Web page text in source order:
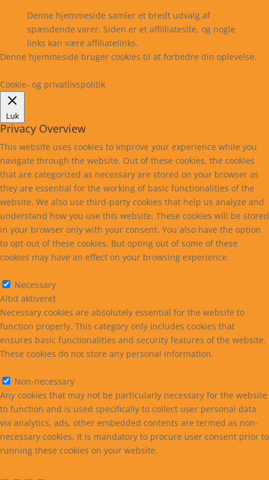
Denne hjemmeside samler et bredt udvalg af
spændende varer. Siden er et affiiliatesite, og nogle
links kan være affiliatelinks.
Denne hjemmeside bruger cookies til at forbedre din oplevelse.
Cookie- og privatlivspolitik
Luk
Privacy Overview
This website uses cookies to improve your experience while you
navigate through the website. Out of these cookies, the cookies
that are categorized as necessary are stored on your browser as
they are essential for the working of basic functionalities of the
website. We also use third-party cookies that help us analyze and
understand how you use this website. These cookies will be stored
in your browser only with your consent. You also have the option
to opt-out of these cookies. But opting out of some of these
cookies may have an effect on your browsing experience.
Necessary
Altid aktiveret
Necessary cookies are absolutely essential for the website to
function properly. This category only includes cookies that
ensures basic functionalities and security features of the website.
These cookies do not store any personal information.
Non-necessary
Any cookies that may not be particularly necessary for the website
to function and is used specifically to collect user personal data
via analytics, ads, other embedded contents are termed as non-
necessary cookies. It is mandatory to procure user consent prior to
running these cookies on your website.